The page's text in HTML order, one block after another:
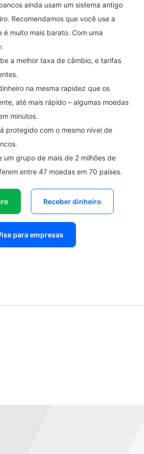
ainda usam um sistema antigo
Recomendamos que você use a
é muito mais barato. Com uma
a melhor taxa de câmbio, e tarifas
na mesma rapidez que os
até mais rápido – algumas moedas
minutos.
protegido com o mesmo nível de
um grupo de mais de 2 milhões de
entre 47 moedas em 70 países.
Receber dinheiro
para empresas